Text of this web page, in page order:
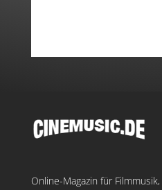
Online-Magazin für